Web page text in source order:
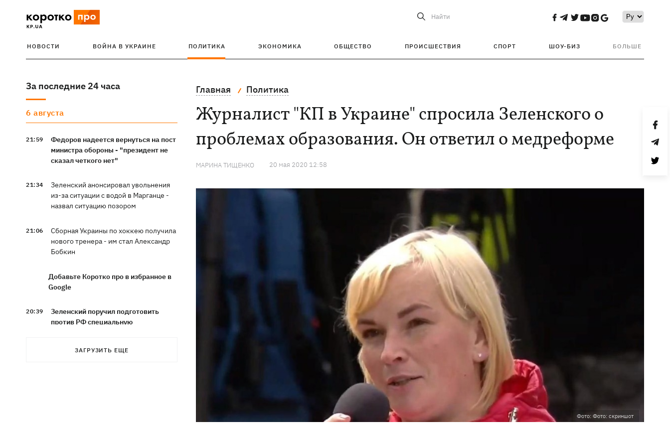
Найти
НОВОСТИ ВОЙНА В УКРАИНЕ ПОЛИТИКА ЭКОНОМИКА ОБЩЕСТВО ПРОИСШЕСТВИЯ СПОРТ ШОУ-БИЗ БОЛЬШЕ
За последние 24 часа
6 августа
21:59
Федоров надеется вернуться на пост
министра обороны - "президент не
сказал четкого нет"
21:34
Зеленский анонсировал увольнения
из-за ситуации с водой в Марганце -
назвал ситуацию позором
21:06
Сборная Украины по хоккею получила
нового тренера - им стал Александр
Бобкин
Добавьте Коротко про в избранное в
Google
20:39
Зеленский поручил подготовить
против РФ специальную
ЗАГРУЗИТЬ ЕЩЕ
Главная Политика
Журналист "КП в Украине" спросила Зеленского о
проблемах образования. Он ответил о медреформе
МАРИНА ТИЩЕНКО 20 мая 2020 12:58
Фото: Фото: скриншот